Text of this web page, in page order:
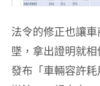
法令的修正也讓
墜，拿出證明就
發布「車輛容許